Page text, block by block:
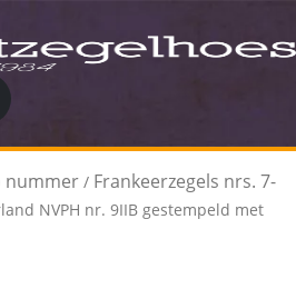
nummer / Frankeerzegels nrs. 7-
NVPH nr. 9IIB gestempeld met